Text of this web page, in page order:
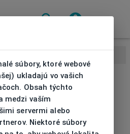
súbory, ktoré webové
ukladajú vo vašich
Obsah týchto
medzi vaším
servermi alebo
Niektoré súbory